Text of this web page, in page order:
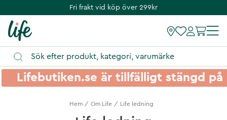
Fri frakt vid köp över 299kr
Lifebutiken.se är tillfälligt stängd
Hem Om Life Life ledning